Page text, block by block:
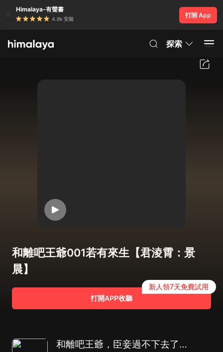
Himalaya-有聲書
4.8k 安裝
打開 App
探索
和離吧王爺001若有來生【君淩霄：景
晨】
打開APP收聽
新人領7天免費試用
和離吧王爺，臣妾過不下去了｜重生逆襲｜封心鎖愛